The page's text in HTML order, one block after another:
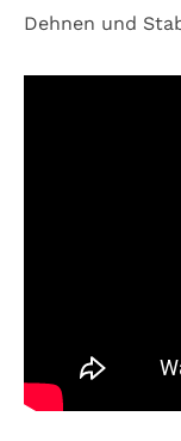
Dehnen und